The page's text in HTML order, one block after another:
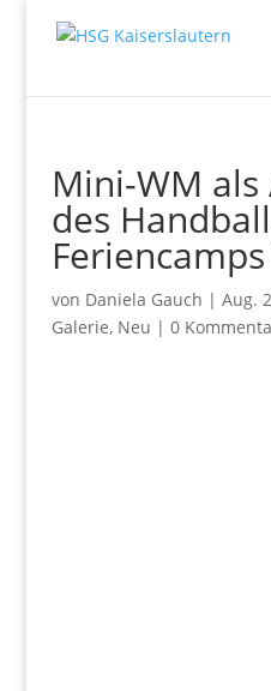
Mini-WM als
des
von Daniela Gauch | Aug.
Galerie, Neu | 0